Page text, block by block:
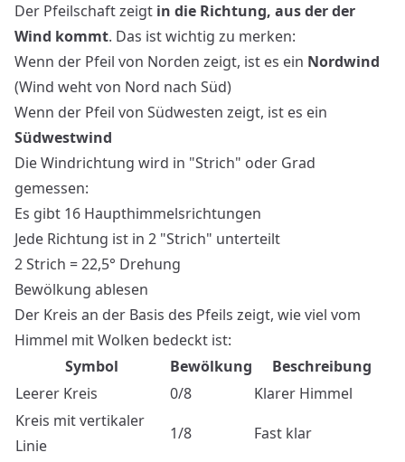
Der Pfeilschaft zeigt in die Richtung, aus der der
Wind kommt. Das ist wichtig zu merken:
Wenn der Pfeil von Norden zeigt, ist es ein Nordwind
(Wind weht von Nord nach Süd)
Wenn der Pfeil von Südwesten zeigt, ist es ein
Südwestwind
Die Windrichtung wird in "Strich" oder Grad
gemessen:
Es gibt 16 Haupthimmelsrichtungen
Jede Richtung ist in 2 "Strich" unterteilt
2 Strich = 22,5° Drehung
Bewölkung ablesen
Der Kreis an der Basis des Pfeils zeigt, wie viel vom
Himmel mit Wolken bedeckt ist:
Symbol
Bewölkung
Beschreibung
Leerer Kreis
0/8
Klarer Himmel
Kreis mit vertikaler
Linie
1/8
Fast klar